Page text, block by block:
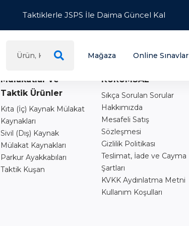
Taktiklerle JSPS İle Daima Güncel Kal
Mağaza Online Sınavlar
Mülakatlar ve
Taktik Ürünler
Kıta (İç) Kaynak Mülakat
Kaynakları
Sivil (Dış) Kaynak
Mülakat Kaynakları
Parkur Ayakkabıları
Taktik Kuşan
KURUMSAL
Sıkça Sorulan Sorular
Hakkımızda
Mesafeli Satış
Sözleşmesi
Gizlilik Politikası
Teslimat, İade ve Cayma
Şartları
KVKK Aydınlatma Metni
Kullanım Koşulları